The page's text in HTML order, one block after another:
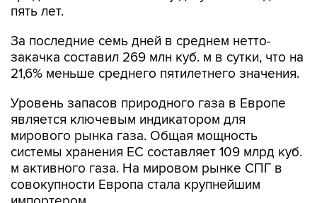
пять лет.
За последние семь дней в среднем нетто-
закачка составил 269 млн куб. м в сутки, что на
21,6% меньше среднего пятилетнего значения.
Уровень запасов природного газа в Европе
является ключевым индикатором для
мирового рынка газа. Общая мощность
системы хранения ЕС составляет 109 млрд куб.
м активного газа. На мировом рынке СПГ в
совокупности Европа стала крупнейшим